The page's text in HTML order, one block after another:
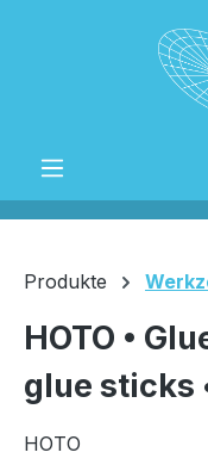
Zum Hauptinhalt
Produkte
HOTO •
glue sticks
HOTO